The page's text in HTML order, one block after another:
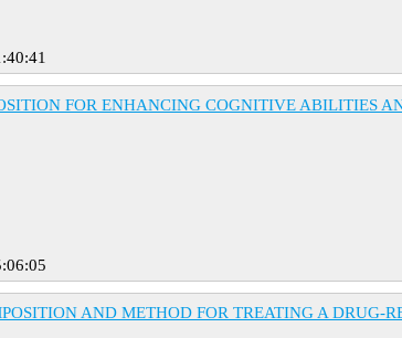
FOR ENHANCING COGNITIVE ABILITIES
AND METHOD FOR TREATING A DRUG-